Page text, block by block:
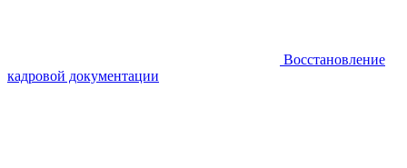
Восстановление
кадровой документации